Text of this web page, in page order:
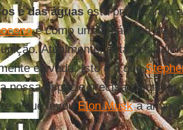
e das águasestá provocando a
é como uma “máquina de
Atualmente, estamos
elevada. Isto é o que
nossa espécie precisa colonizar
e o que levouElon Muska
.